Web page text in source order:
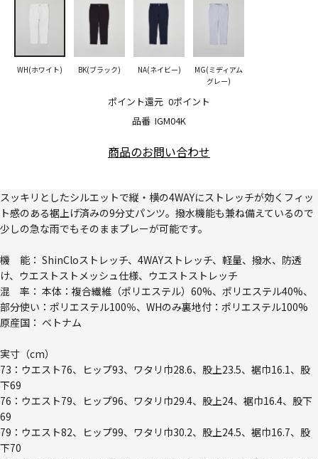
品番 IGM04K
ポイント還元 0ポイント
WH(ホワイト) BK(ブラック) NA(ネイビー)
MG(ミディアム
グレー)
商品のお問い合わせ
スッキリとしたシルエットで縦・横の4WAYにストレッチが効くフィッ
ト感のある裾上げ済みの9分丈パンツ。撥水機能も兼ね備えているので
少しの急な雨でもそのままプレーが可能です。
機 能： ShinCloストレッチ、4WAYストレッチ、軽量、撥水、防透
け、ウエストストメッシュ仕様、ウエストストレッチ
混 率： 本体：複合繊維（ポリエステル）60%、ポリエステル40%、
部分使い：ポリエステル100％、WHのみ裏地付：ポリエステル100%
原産国： ベトナム
実寸（cm）
73：ウエスト76、ヒップ93、ワタリ巾28.6、股上23.5、裾巾16.1、股
下69
76：ウエスト79、ヒップ96、ワタリ巾29.4、股上24、裾巾16.4、股下
69
79：ウエスト82、ヒップ99、ワタリ巾30.2、股上24.5、裾巾16.7、股
下70